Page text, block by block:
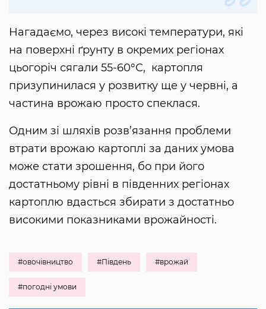
Нагадаємо, через високі температури, які
на поверхні ґрунту в окремих регіонах
цьогоріч сягали 55-60°С, картопля
призупинилася у розвитку ще у червні, а
частина врожаю просто спеклася.
Одним зі шляхів розв’язання проблеми
втрати врожаю картоплі за даних умова
може стати зрошення, бо при його
достатньому рівні в південних регіонах
картоплю вдасться збирати з достатньо
високими показниками врожайності.
#овочівництво #Південь #врожай
#погодні умови